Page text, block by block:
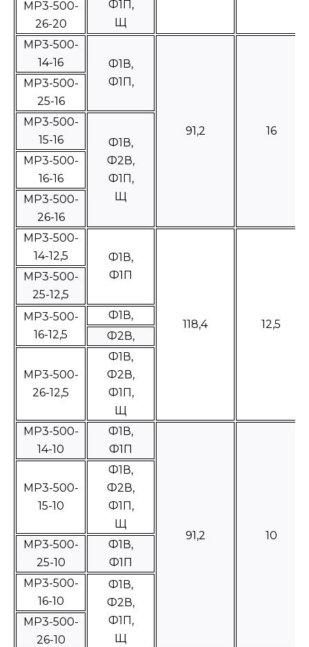
Ф1П,
Щ
МР3-500-
26-20
МР3-500-
14-16
Ф1В,
Ф1П,
91,2 16
МР3-500-
25-16
МР3-500-
15-16
Ф1В,
Ф2В,
Ф1П,
Щ
МР3-500-
16-16
МР3-500-
26-16
МР3-500-
14-12,5
Ф1В,
Ф1П
118,4 12,5
МР3-500-
25-12,5
МР3-500-
16-12,5
Ф1В,
Ф2В,
МР3-500-
26-12,5
Ф1В,
Ф2В,
Ф1П,
Щ
МР3-500-
14-10
Ф1В,
Ф1П
91,2 10
МР3-500-
15-10
Ф1В,
Ф2В,
Ф1П,
Щ
МР3-500-
25-10
Ф1В,
Ф1П
МР3-500-
16-10
Ф1В,
Ф2В,
Ф1П,
Щ
МР3-500-
26-10